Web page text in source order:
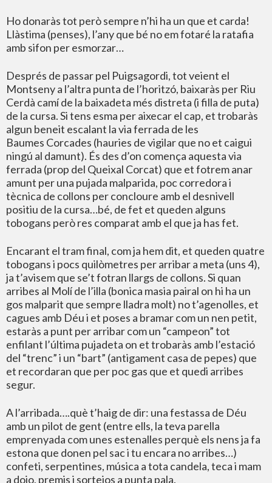
Ho donaràs tot però sempre n’hi ha un que et carda!
Llàstima (penses), l’any que bé no em fotaré la ratafia
amb sifon per esmorzar…
Després de passar pel Puigsagordi, tot veient el
Montseny a l’altra punta de l’horitzó, baixaràs per Riu
Cerdà camí de la baixadeta més distreta (i filla de puta)
de la cursa. Si tens esma per aixecar el cap, et trobaràs
algun beneit escalant la via ferrada de les
Baumes Corcades (hauries de vigilar que no et caigui
ningú al damunt). És des d’on comença aquesta via
ferrada (prop del Queixal Corcat) que et fotrem anar
amunt per una pujada malparida, poc corredora i
tècnica de collons per concloure amb el desnivell
positiu de la cursa…bé, de fet et queden alguns
tobogans però res comparat amb el que ja has fet.
Encarant el tram final, com ja hem dit, et queden quatre
tobogans i pocs quilòmetres per arribar a meta (uns 4),
ja t’avisem que se’t fotran llargs de collons. Si quan
arribes al Molí de l’illa (bonica masia pairal on hi ha un
gos malparit que sempre lladra molt) no t’agenolles, et
cagues amb Déu i et poses a bramar com un nen petit,
estaràs a punt per arribar com un “campeon” tot
enfilant l’última pujadeta on et trobaràs amb l’estació
del “trenc” i un “bart” (antigament casa de pepes) que
et recordaran que per poc gas que et quedi arribes
segur.
A l’arribada….què t’haig de dir: una festassa de Déu
amb un pilot de gent (entre ells, la teva parella
emprenyada com unes estenalles perquè els nens ja fa
estona que donen pel sac i tu encara no arribes…)
confeti, serpentines, música a tota candela, teca i mam
a dojo, premis i sortejos a punta pala.